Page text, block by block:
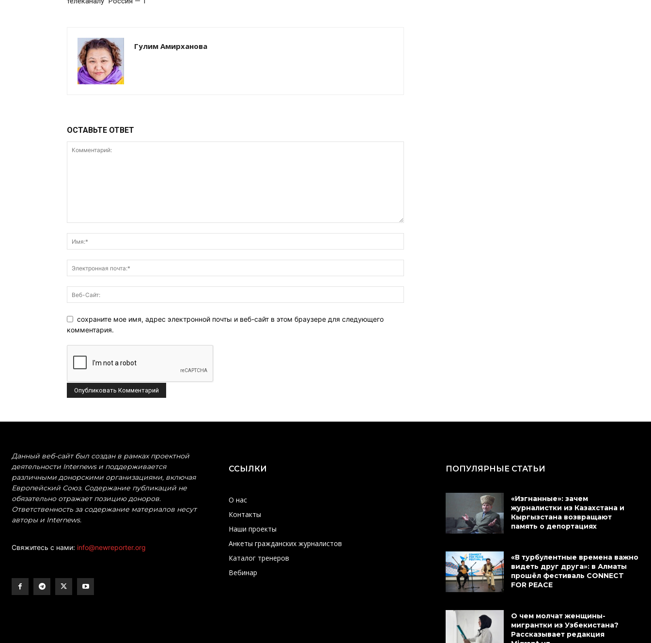
Гулим Амирханова
ОСТАВЬТЕ ОТВЕТ
сохраните мое имя, адрес электронной почты и веб-сайт в этом браузере для следующего
комментария.
Данный веб-сайт был создан в рамках проектной
деятельности Internews и поддерживается
различными донорскими организациями, включая
Европейский Союз. Содержание публикаций не
обязательно отражает позицию доноров.
Ответственность за содержание материалов несут
авторы и Internews.
Свяжитесь с нами: info@newreporter.org
ССЫЛКИ
О нас
Контакты
Наши проекты
Анкеты гражданских журналистов
Каталог тренеров
Вебинар
ПОПУЛЯРНЫЕ СТАТЬИ
«Изгнанные»: зачем
журналистки из Казахстана и
Кыргызстана возвращают
память о депортациях
«В турбулентные времена важно
видеть друг друга»: в Алматы
прошёл фестиваль CONNECT
FOR PEACE
О чем молчат женщины-
мигрантки из Узбекистана?
Рассказывает редакция